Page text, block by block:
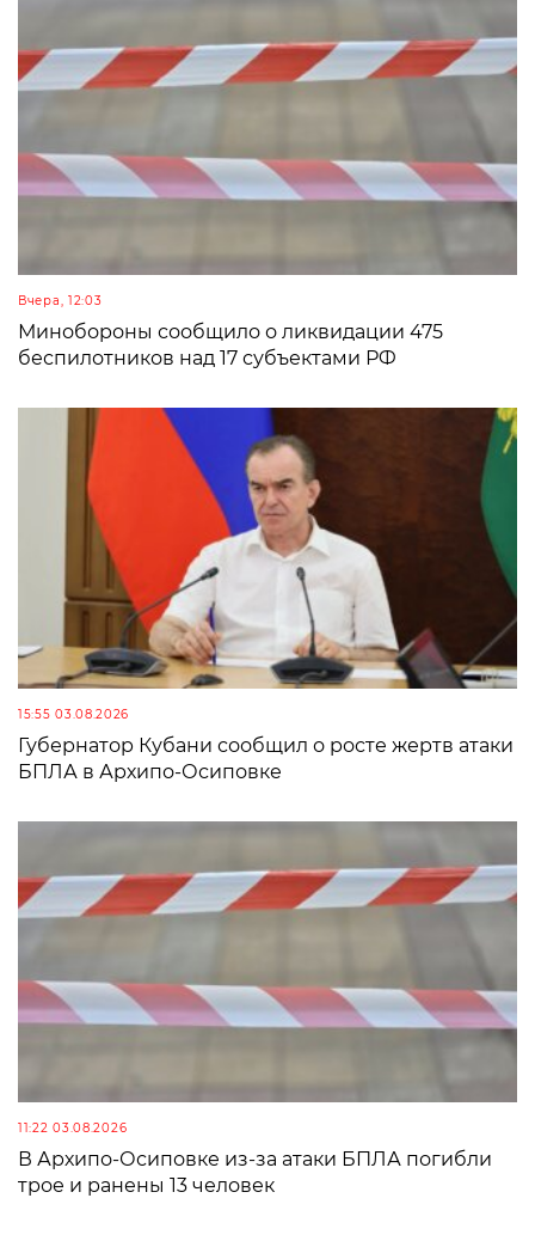
Вчера, 12:03
Минобороны сообщило о ликвидации 475
беспилотников над 17 субъектами РФ
15:55 03.08.2026
Губернатор Кубани сообщил о росте жертв атаки
БПЛА в Архипо-Осиповке
11:22 03.08.2026
В Архипо-Осиповке из-за атаки БПЛА погибли
трое и ранены 13 человек